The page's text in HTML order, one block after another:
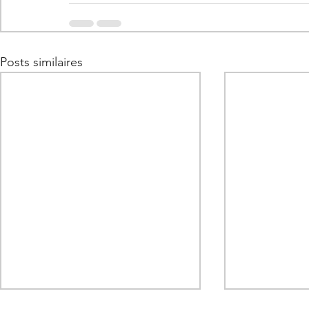
Posts similaires